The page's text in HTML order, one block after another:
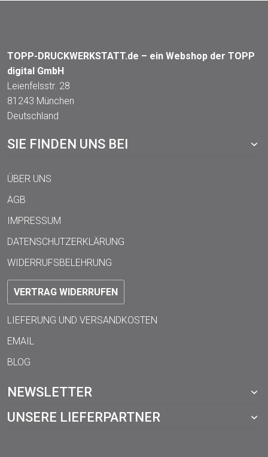
TOPP-DRUCKWERKSTATT.de – ein Webshop der TOPP
digital GmbH
Leienfelsstr. 28
81243 München
Deutschland
SIE FINDEN UNS BEI
ÜBER UNS
AGB
IMPRESSUM
DATENSCHUTZERKLÄRUNG
WIDERRUFSBELEHRUNG
VERTRAG WIDERRUFEN
LIEFERUNG UND VERSANDKOSTEN
EMAIL
BLOG
NEWSLETTER
UNSERE LIEFERPARTNER